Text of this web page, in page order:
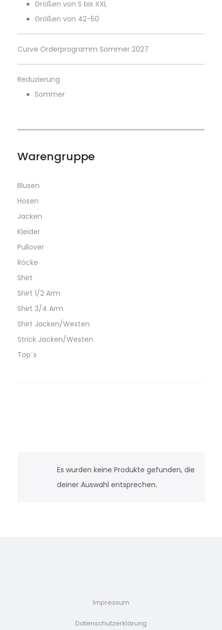
Es wurden keine Produkte gefunden, die
deiner Auswahl entsprechen.
Größen von S bis XXL
Größen von 42-50
Curve Orderprogramm Sommer 2027
Reduzierung
Sommer
Warengruppe
Blusen
Hosen
Jacken
Kleider
Pullover
Röcke
Shirt
Shirt 1/2 Arm
Shirt 3/4 Arm
Shirt Jacken/Westen
Strick Jacken/Westen
Top´s
Impressum
Datenschutzerklärung